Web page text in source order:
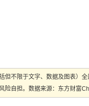
不限于文字、数据及图表）
自担。数据来源：东方财富